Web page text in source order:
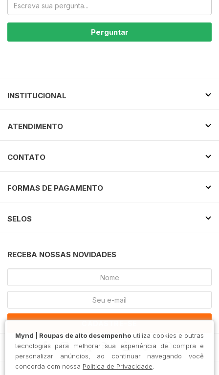
Mynd | Roupas de alto desempenho utiliza cookies e outras
tecnologias para melhorar sua experiência de compra e
personalizar anúncios, ao continuar navegando você
concorda com nossa Política de Privacidade
Perguntar
INSTITUCIONAL
ATENDIMENTO
CONTATO
FORMAS DE PAGAMENTO
SELOS
RECEBA NOSSAS NOVIDADES